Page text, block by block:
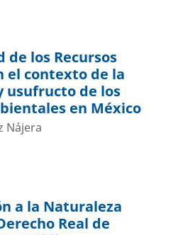
de los Recursos
el contexto de la
usufructo de los
en México
Nájera
a la Naturaleza
Real de